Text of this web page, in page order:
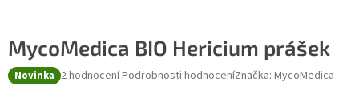
MycoMedica BIO Hericium prášek
Novinka Průměrné hodnocení produktu je 5,0 z 5 hvězdiček.
2 hodnoceníPodrobnosti hodnoceníZnačka: MycoMedica